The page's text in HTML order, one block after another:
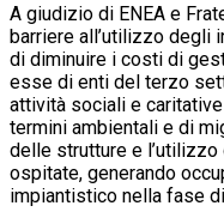
A giudizio di ENEA e
barriere all’utilizzo degli
di diminuire i costi di
esse di enti del terzo
attività sociali e
termini ambientali e di
delle strutture e
ospitate, generando
impiantistico nella fase